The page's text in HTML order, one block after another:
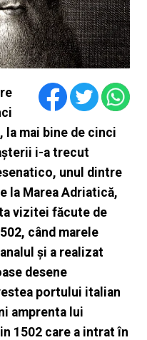
mai bine de cinci
i-a trecut
unul dintre
la Marea Adriatică,
vizitei făcute de
când marele
și a realizat
desene
portului italian
amprenta lui
1502 care a intrat în